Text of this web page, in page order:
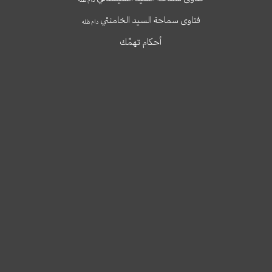
فتاوى سماحة السيد الخامنئيدام ظله
أحكام تهمّك